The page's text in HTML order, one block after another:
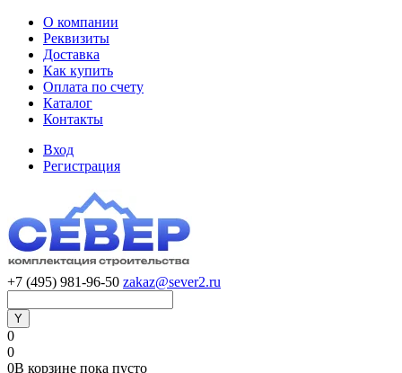
О компании
Реквизиты
Доставка
Как купить
Оплата по счету
Каталог
Контакты
Вход
Регистрация
+7 (495) 981-96-50 zakaz@sever2.ru
0
0
0В корзине пока пусто